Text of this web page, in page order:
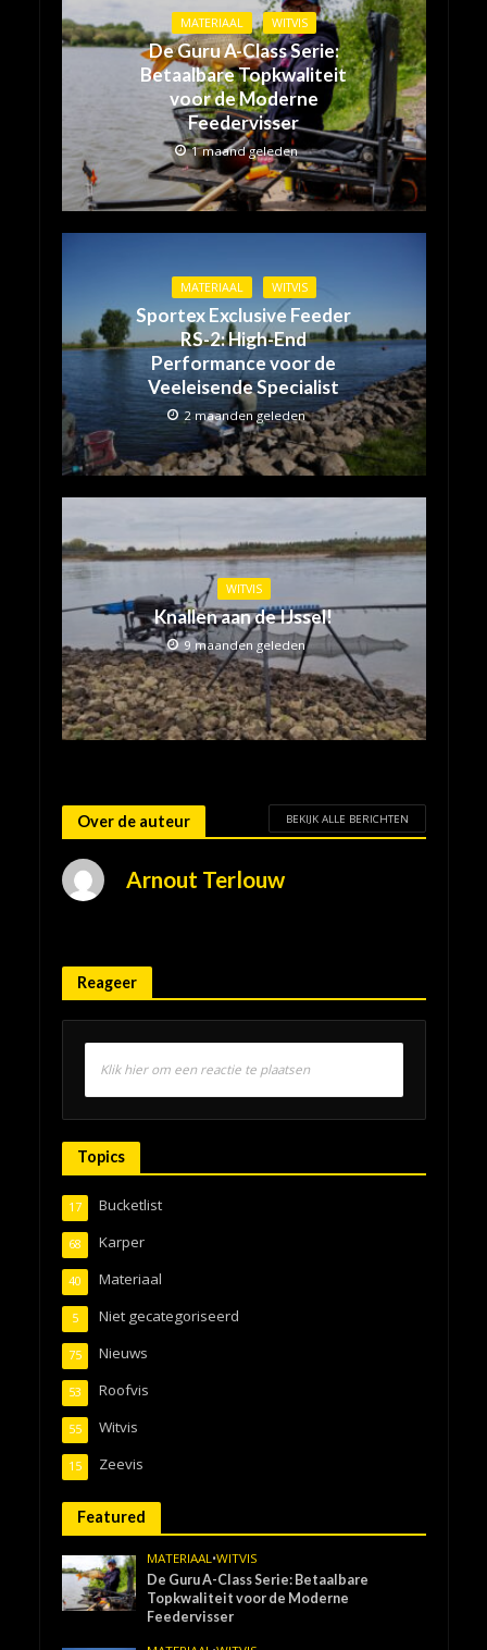
MATERIAAL WITVIS
De Guru A-Class Serie:
Betaalbare Topkwaliteit
voor de Moderne
Feedervisser
1 maand geleden
MATERIAAL WITVIS
Sportex Exclusive Feeder
RS-2: High-End
Performance voor de
Veeleisende Specialist
2 maanden geleden
WITVIS
Knallen aan de IJssel!
9 maanden geleden
Over de auteur BEKIJK ALLE BERICHTEN
Arnout Terlouw
Reageer
Klik hier om een reactie te plaatsen
Topics
Bucketlist
17
Karper
68
Materiaal
40
Niet gecategoriseerd
5
Nieuws
75
Roofvis
53
Witvis
55
Zeevis
15
Featured
MATERIAAL•WITVIS
De Guru A-Class Serie: Betaalbare
Topkwaliteit voor de Moderne
Feedervisser